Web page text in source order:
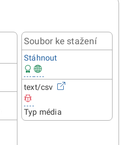
Soubor ke stažení
Stáhnout
text/csv
Typ média